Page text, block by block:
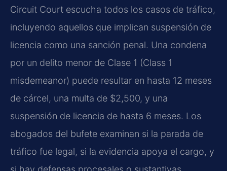
Circuit Court escucha todos los casos de tráfico,
incluyendo aquellos que implican suspensión de
licencia como una sanción penal. Una condena
por un delito menor de Clase 1 (Class 1
misdemeanor) puede resultar en hasta 12 meses
de cárcel, una multa de $2,500, y una
suspensión de licencia de hasta 6 meses. Los
abogados del bufete examinan si la parada de
tráfico fue legal, si la evidencia apoya el cargo, y